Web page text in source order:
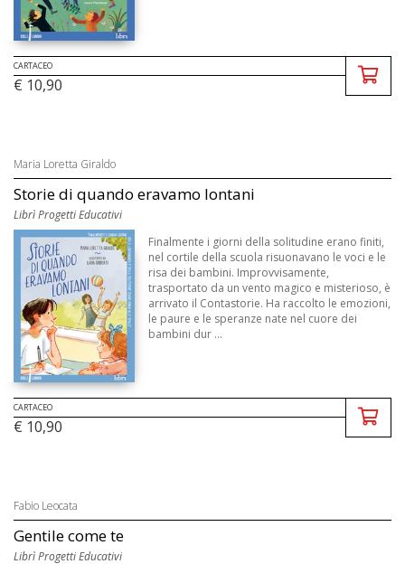
CARTACEO
€ 10,90
Maria Loretta Giraldo
Storie di quando eravamo lontani
Librì Progetti Educativi
Finalmente i giorni della solitudine erano finiti,
nel cortile della scuola risuonavano le voci e le
risa dei bambini. Improvvisamente,
trasportato da un vento magico e misterioso, è
arrivato il Contastorie. Ha raccolto le emozioni,
le paure e le speranze nate nel cuore dei
bambini dur ...
CARTACEO
€ 10,90
Fabio Leocata
Gentile come te
Librì Progetti Educativi